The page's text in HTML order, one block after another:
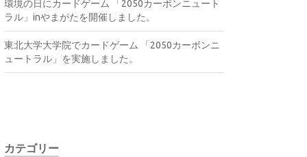
環境の日にカードゲーム 「2050カーボンニュート
ラル」inやまがたを開催しました。
東北大学大学院でカードゲーム 「2050カーボンニ
ュートラル」を実施しました。
カテゴリー